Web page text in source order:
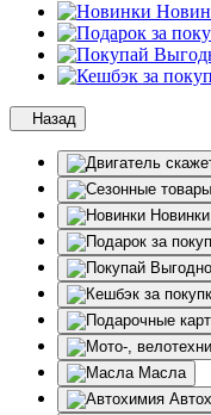
Назад
Новинки
Масла